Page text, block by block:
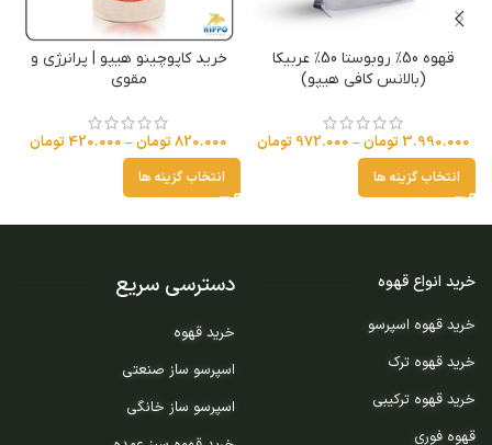
قهوه 50% روبوستا 50% عربیکا
(بالانس کافی هیپو)
3.990.000 تومان–
972.000 تومان
انتخاب گزینه ها
خرید کاپوچینو هیپو | پرانرژی و
مقوی
820.000تومان–
420.000 تومان
انتخاب گزینه ها
خرید انواع قهوه
خرید قهوه اسپرسو
خرید قهوه ترک
خرید قهوه ترکیبی
قهوه فوری
دسترسی سریع
خرید قهوه
اسپرسو ساز صنعتی
اسپرسو ساز خانگی